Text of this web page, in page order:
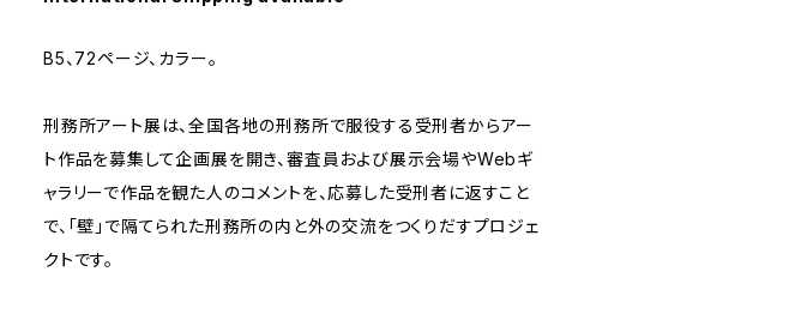
B5、72ページ、カラー。
刑務所アート展は、全国各地の刑務所で服役する受刑者からアー
ト作品を募集して企画展を開き、審査員および展示会場やWebギ
ャラリーで作品を観た人のコメントを、応募した受刑者に返すこと
で、「壁」で隔てられた刑務所の内と外の交流をつくりだすプロジェ
クトです。​​